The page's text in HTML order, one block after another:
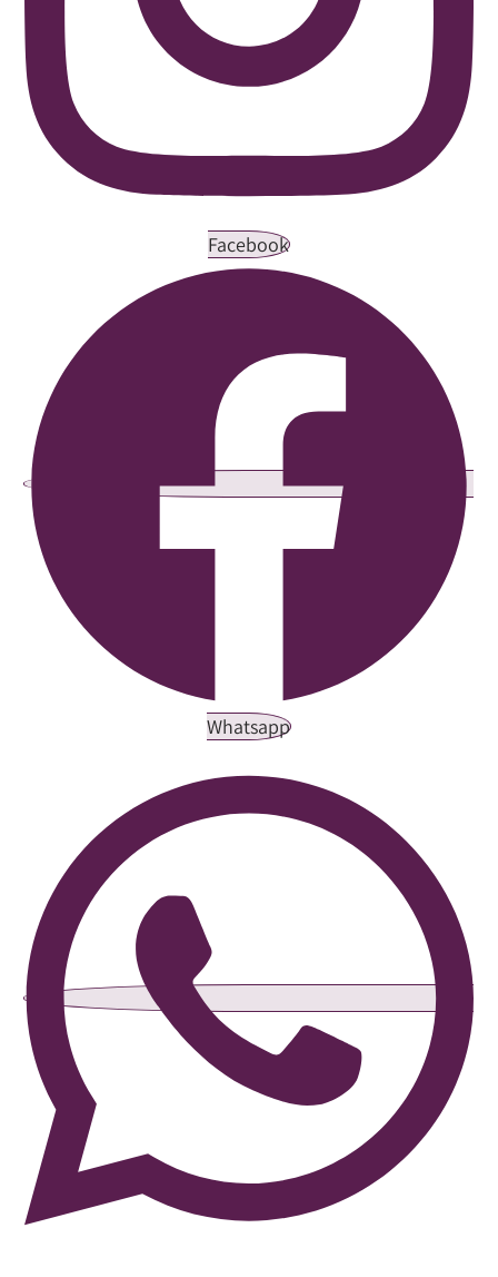
Facebook
Whatsapp